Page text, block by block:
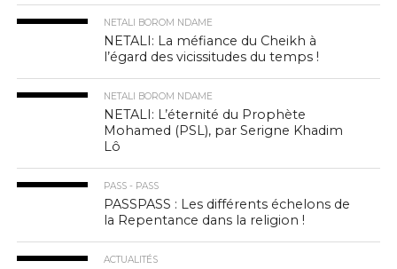
NETALI BOROM NDAME
NETALI: La méfiance du Cheikh à
l’égard des vicissitudes du temps !
NETALI BOROM NDAME
NETALI: L’éternité du Prophète
Mohamed (PSL), par Serigne Khadim
Lô
PASS - PASS
PASSPASS : Les différents échelons de
la Repentance dans la religion !
ACTUALITÉS